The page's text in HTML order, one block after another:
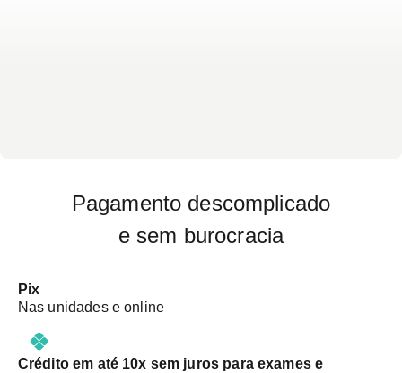
Pagamento descomplicado
e sem burocracia
Pix
Nas unidades e online
Crédito em até 10x sem juros para exames e